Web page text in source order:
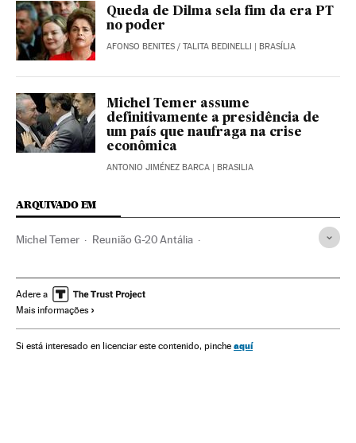
Queda de Dilma sela fim da era PT
no poder
AFONSO BENITES / TALITA BEDINELLI | BRASÍLIA
Michel Temer assume
definitivamente a presidência de
um país que naufraga na crise
econômica
ANTONIO JIMÉNEZ BARCA | BRASILIA
ARQUIVADO EM
Michel Temer Reunião G-20 Antália
G-20 Crises políticas Cúpulas internacionais
Presidência Brasil
Brasil Governo Brasil Conflitos políticos Comércio
Adere a
Mais informações
Si está interesado en licenciar este contenido, pinche aquí